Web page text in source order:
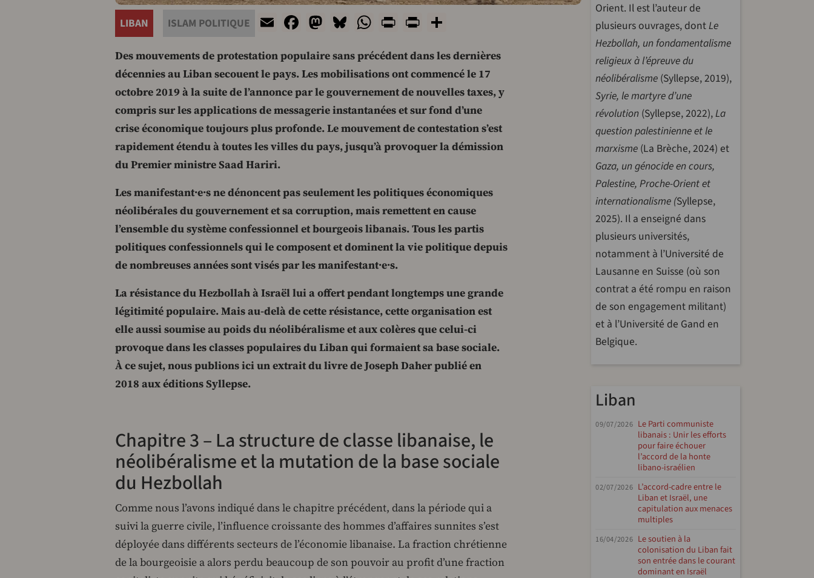
LIBAN ISLAM POLITIQUE EmailFacebook
Mastodon
Bluesky
WhatsApp
PrintPrintFriendly
Des mouvements de protestation populaire sans précédent dans les dernières
décennies au Liban secouent le pays. Les mobilisations ont commencé le 17
octobre 2019 à la suite de l’annonce par le gouvernement de nouvelles taxes, y
compris sur les applications de messagerie instantanées et sur fond d’une
crise économique toujours plus profonde. Le mouvement de contestation s’est
rapidement étendu à toutes les villes du pays, jusqu’à provoquer la démission
du Premier ministre Saad Hariri.
Les manifestant·e·s ne dénoncent pas seulement les politiques économiques
néolibérales du gouvernement et sa corruption, mais remettent en cause
l’ensemble du système confessionnel et bourgeois libanais. Tous les partis
politiques confessionnels qui le composent et dominent la vie politique depuis
de nombreuses années sont visés par les manifestant·e·s.
La résistance du Hezbollah à Israël lui a offert pendant longtemps une grande
légitimité populaire. Mais au-delà de cette résistance, cette organisation est
elle aussi soumise au poids du néolibéralisme et aux colères que celui-ci
provoque dans les classes populaires du Liban qui formaient sa base sociale.
À ce sujet, nous publions ici un extrait du livre de Joseph Daher publié en
2018 aux éditions Syllepse.
Chapitre 3 – La structure de classe libanaise, le
néolibéralisme et la mutation de la base sociale
du Hezbollah
Comme nous l’avons indiqué dans le chapitre précédent, dans la période qui a
suivi la guerre civile, l’influence croissante des hommes d’affaires sunnites s’est
déployée dans différents secteurs de l’économie libanaise. La fraction chrétienne
de la bourgeoisie a alors perdu beaucoup de son pouvoir au profit d’une fraction
Orient. Il est l’auteur de
plusieurs ouvrages, dontLe
Hezbollah, un fondamentalisme
religieux à l’épreuve du
néolibéralisme (Syllepse, 2019),
Syrie, le martyre d’une
révolution (Syllepse, 2022),La
question palestinienne et le
marxisme (La Brèche, 2024) et
Gaza, un génocide en cours,
Palestine, Proche-Orient et
internationalisme (Syllepse,
2025). Il a enseigné dans
plusieurs universités,
notamment à l’Université de
Lausanne en Suisse (où son
contrat a été rompu en raison
de son engagement militant)
et à l’Université de Gand en
Belgique.
Liban
09/07/2026 Le Parti communiste
libanais : Unir les efforts
pour faire échouer
l’accord de la honte
libano-israélien
02/07/2026 L’accord-cadre entre le
Liban et Israël, une
capitulation aux menaces
multiples
16/04/2026 Le soutien à la
colonisation du Liban fait
son entrée dans le courant
dominant en Israël